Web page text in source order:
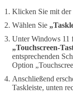
Klicken Sie mit der
Wählen Sie
Unter Windows 11
„Touchscreen-
entsprechenden
Option
Anschließend
Taskleiste, unten